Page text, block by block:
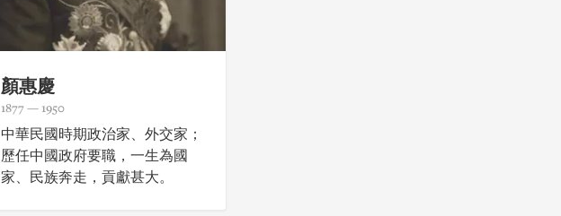
顏惠慶
1877 — 1950
中華民國時期政治家、外交家；
歷任中國政府要職，一生為國
家、民族奔走，貢獻甚大。